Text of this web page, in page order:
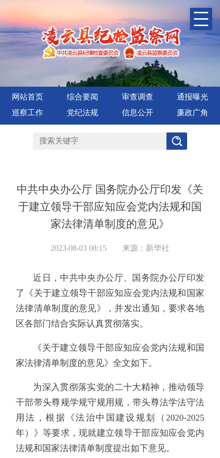
网站首页 综合要闻 审查调查
通报曝光
巡察工作
党纪法规 信息公开 廉政广角
中共中央办公厅 国务院办公厅印发《关
于建立领导干部应知应会党内法规和国
家法律清单制度的意见》
2023-08-03 08:15 来源：新华社
近日，中共中央办公厅、国务院办公厅印发
了《关于建立领导干部应知应会党内法规和国家
法律清单制度的意见》，并发出通知，要求各地
区各部门结合实际认真贯彻落实。
《关于建立领导干部应知应会党内法规和国
家法律清单制度的意见》全文如下。
为深入贯彻落实党的二十大精神，推动领导
干部带头尊规学规守规用规，带头尊法学法守法
用法，根据《法治中国建设规划（2020-2025
年）》等要求，现就建立领导干部应知应会党内
法规和国家法律清单制度提出如下意见。